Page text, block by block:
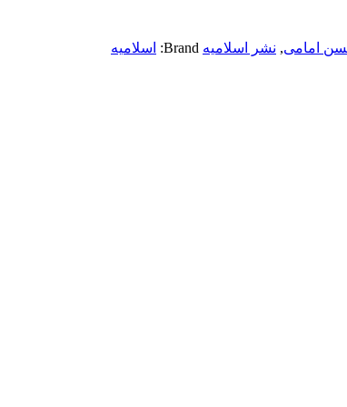
امامی, نشر اسلامیه Brand:
اسلامیه